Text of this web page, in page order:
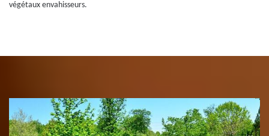
végétaux envahisseurs.